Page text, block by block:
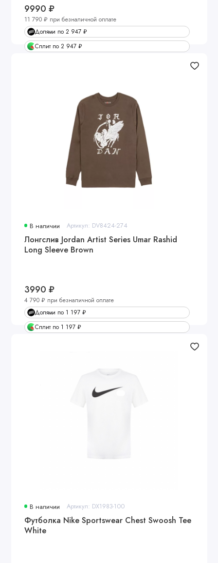
9990 ₽
11 790 ₽ при безналичной оплате
Долями по 2 947 ₽
Сплит по 2 947 ₽
В наличии Артикул: DV8424-274
Лонгслив Jordan Artist Series Umar Rashid
Long Sleeve Brown
3990 ₽
4 790 ₽ при безналичной оплате
Долями по 1 197 ₽
Сплит по 1 197 ₽
В наличии Артикул: DX1983-100
Футболка Nike Sportswear Chest Swoosh Tee
White